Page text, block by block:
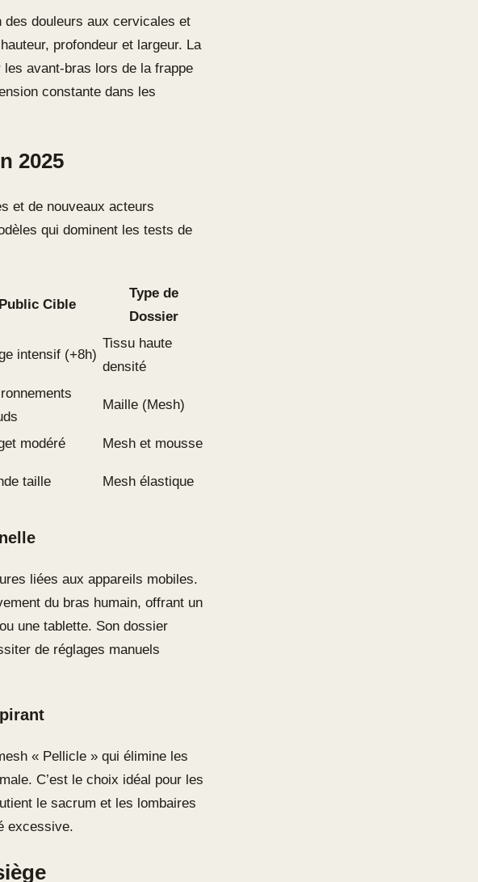
des douleurs aux cervicales et
profondeur et largeur. La
avant-bras lors de la frappe
constante dans les
2025
et de nouveaux acteurs
qui dominent les tests de
Public Cible
Type de
Dossier
intensif (+8h)
Tissu haute
densité
Maille (Mesh)
modéré
Mesh et mousse
taille Mesh élastique
liées aux appareils mobiles.
du bras humain, offrant un
une tablette. Son dossier
de réglages manuels
« Pellicle » qui élimine les
C’est le choix idéal pour les
le sacrum et les lombaires
excessive.